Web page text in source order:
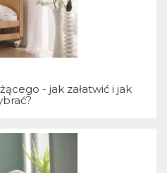
- jak załatwić i jak